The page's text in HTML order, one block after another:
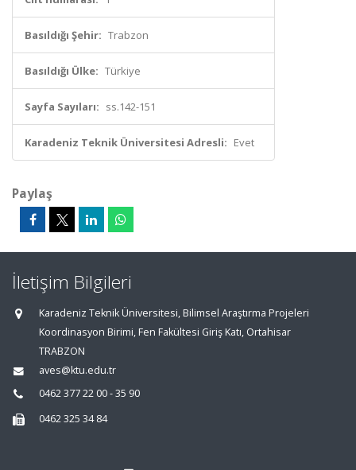
Basıldığı Şehir: Trabzon
Basıldığı Ülke: Türkiye
Sayfa Sayıları: ss.142-151
Karadeniz Teknik Üniversitesi Adresli: Evet
Paylaş
İletişim Bilgileri
Karadeniz Teknik Üniversitesi, Bilimsel Araştırma Projeleri
Koordinasyon Birimi, Fen Fakültesi Giriş Katı, Ortahisar
TRABZON
aves@ktu.edu.tr
0462 377 22 00 - 35 90
0462 325 34 84